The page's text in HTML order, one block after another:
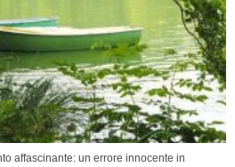
affascinante: un errore innocente in